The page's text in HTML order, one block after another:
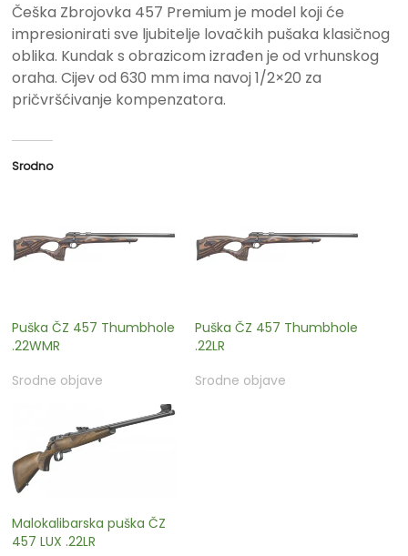
Češka Zbrojovka 457 Premium je model koji će
impresionirati sve ljubitelje lovačkih pušaka klasičnog
oblika. Kundak s obrazicom izrađen je od vrhunskog
oraha. Cijev od 630 mm ima navoj 1/2×20 za
pričvršćivanje kompenzatora.
Srodno
Puška ČZ 457 Thumbhole
.22WMR
Srodne objave
Puška ČZ 457 Thumbhole
.22LR
Srodne objave
Malokalibarska puška ČZ
457 LUX .22LR